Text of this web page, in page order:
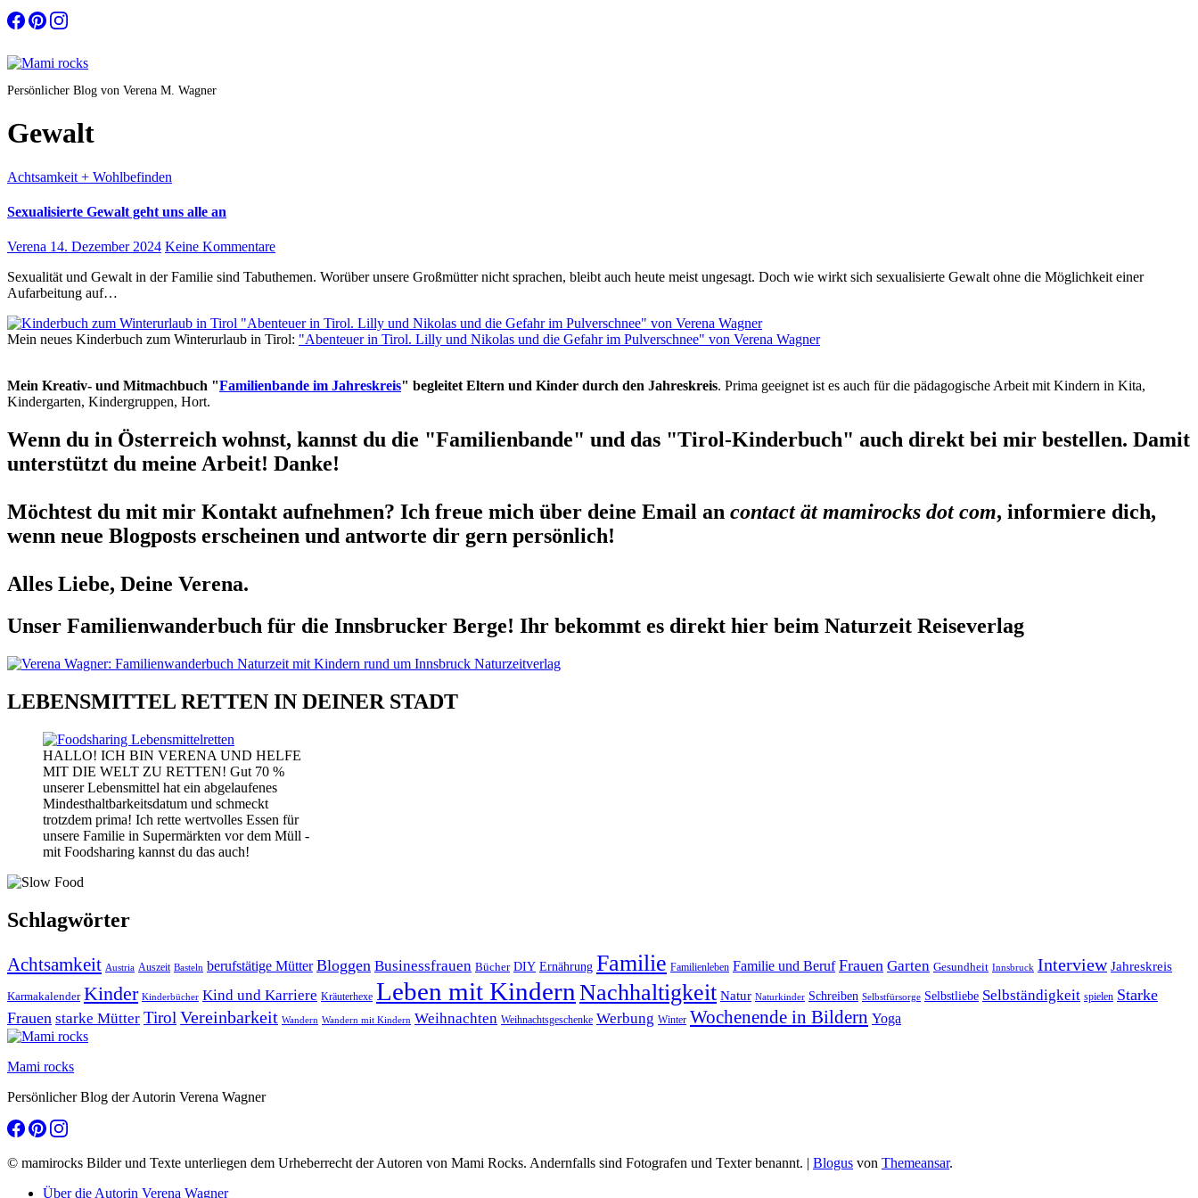
Zum
Inhalt
Persönlicher Blog von Verena M. Wagner
Gewalt
Achtsamkeit + Wohlbefinden
Sexualisierte Gewalt geht uns alle an
Verena 14. Dezember 2024 Keine Kommentare
Sexualität und Gewalt in der Familie sind Tabuthemen. Worüber unsere Großmütter nicht sprachen, bleibt auch heute meist ungesagt. Doch wie wirkt sich sexualisierte Gewalt ohne die Möglichkeit einer
Aufarbeitung auf…
Mein neues Kinderbuch zum Winterurlaub in Tirol: "Abenteuer in Tirol. Lilly und Nikolas und die Gefahr im Pulverschnee" von Verena Wagner
Mein Kreativ- und Mitmachbuch "Familienbande im Jahreskreis" begleitet Eltern und Kinder durch den Jahreskreis. Prima geeignet ist es auch für die pädagogische Arbeit mit Kindern in Kita,
Kindergarten, Kindergruppen, Hort.
Wenn du in Österreich wohnst, kannst du die "Familienbande" und das "Tirol-Kinderbuch" auch direkt bei mir bestellen. Damit
unterstützt du meine Arbeit! Danke!
Möchtest du mit mir Kontakt aufnehmen? Ich freue mich über deine Email an contact ät mamirocks dot com, informiere dich,
wenn neue Blogposts erscheinen und antworte dir gern persönlich!
Alles Liebe, Deine Verena.
Unser Familienwanderbuch für die Innsbrucker Berge! Ihr bekommt es direkt hier beim Naturzeit Reiseverlag
LEBENSMITTEL RETTEN IN DEINER STADT
HALLO! ICH BIN VERENA UND HELFE
MIT DIE WELT ZU RETTEN! Gut 70 %
unserer Lebensmittel hat ein abgelaufenes
Mindesthaltbarkeitsdatum und schmeckt
trotzdem prima! Ich rette wertvolles Essen für
unsere Familie in Supermärkten vor dem Müll -
mit Foodsharing kannst du das auch!
Schlagwörter
Achtsamkeit Austria Auszeit Basteln berufstätige Mütter Bloggen Businessfrauen Bücher DIY Ernährung Familie Familienleben Familie und Beruf Frauen Garten Gesundheit Innsbruck Interview Jahreskreis
Karmakalender Kinder Kinderbücher Kind und Karriere Kräuterhexe Leben mit Kindern Nachhaltigkeit Natur Naturkinder Schreiben Selbstfürsorge Selbstliebe Selbständigkeit spielen Starke
Frauen starke Mütter Tirol Vereinbarkeit Wandern Wandern mit Kindern Weihnachten Weihnachtsgeschenke Werbung Winter Wochenende in Bildern Yoga
Mami rocks
Persönlicher Blog der Autorin Verena Wagner
© mamirocks Bilder und Texte unterliegen dem Urheberrecht der Autoren von Mami Rocks. Andernfalls sind Fotografen und Texter benannt. | Blogus von Themeansar.
Über die Autorin Verena Wagner